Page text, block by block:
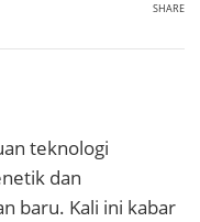
SHARE
teknologi
dan
baru. Kali ini kabar